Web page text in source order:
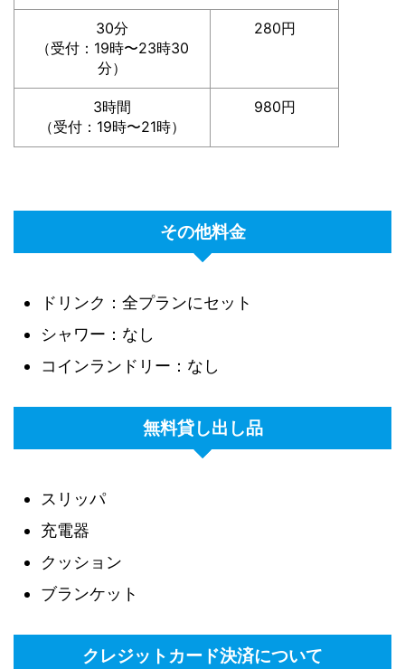
30分
（受付：19時〜23時30
分）
280円
3時間
（受付：19時〜21時）
980円
その他料金
ドリンク：全プランにセット
シャワー：なし
コインランドリー：なし
無料貸し出し品
スリッパ
充電器
クッション
ブランケット
クレジットカード決済について